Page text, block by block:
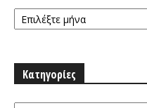
Αρχειοθήκη
Κατηγορίες
Κατηγορίες